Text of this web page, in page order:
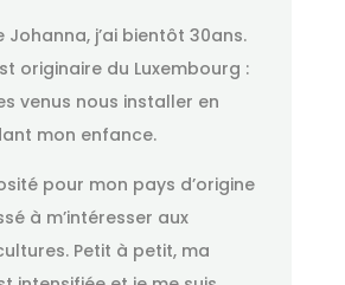
Johanna, j’ai bientôt 30ans.
originaire du Luxembourg :
venus nous installer en
mon enfance.
pour mon pays d’origine
à m’intéresser aux
Petit à petit, ma